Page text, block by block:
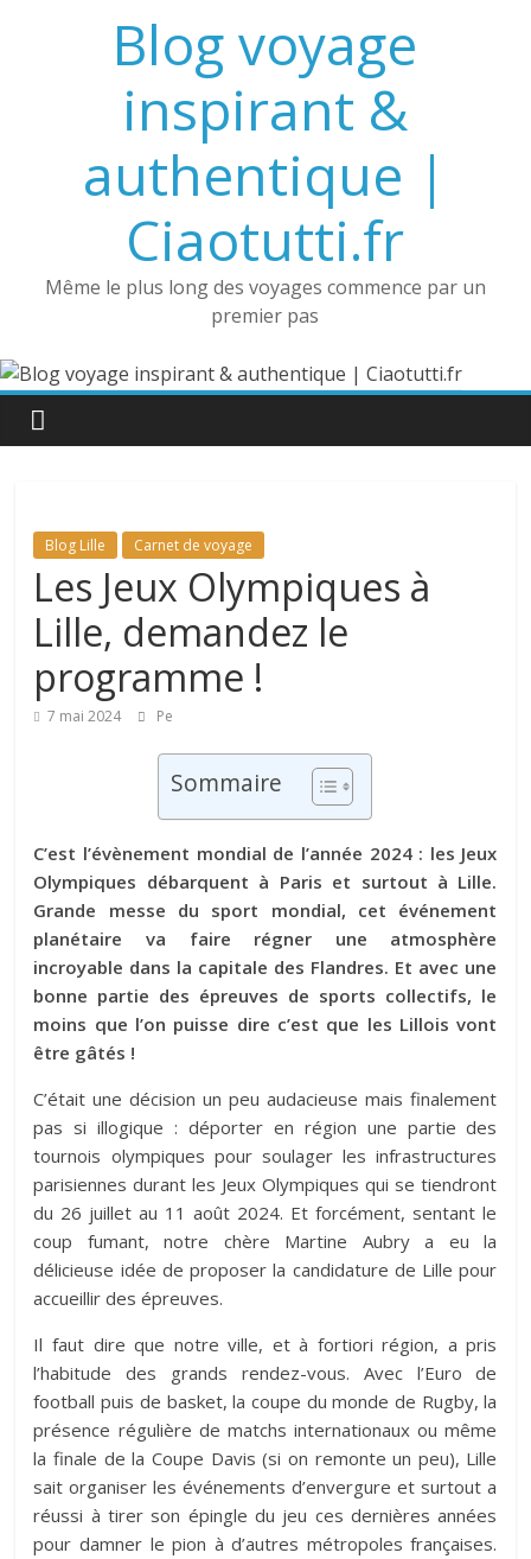
Blog voyage
inspirant &
authentique |
Ciaotutti.fr
Même le plus long des voyages commence par un
premier pas
Blog Lille Carnet de voyage
Les Jeux Olympiques à
Lille, demandez le
programme !
7 mai 2024 Pe
Sommaire
C’est l’évènement mondial de l’année 2024 : les Jeux
Olympiques débarquent à Paris et surtout à Lille.
Grande messe du sport mondial, cet événement
planétaire va faire régner une atmosphère
incroyable dans la capitale des Flandres. Et avec une
bonne partie des épreuves de sports collectifs, le
moins que l’on puisse dire c’est que les Lillois vont
être gâtés !
C’était une décision un peu audacieuse mais finalement
pas si illogique : déporter en région une partie des
tournois olympiques pour soulager les infrastructures
parisiennes durant les Jeux Olympiques qui se tiendront
du 26 juillet au 11 août 2024. Et forcément, sentant le
coup fumant, notre chère Martine Aubry a eu la
délicieuse idée de proposer la candidature de Lille pour
accueillir des épreuves.
Il faut dire que notre ville, et à fortiori région, a pris
l’habitude des grands rendez-vous. Avec l’Euro de
football puis de basket, la coupe du monde de Rugby, la
présence régulière de matchs internationaux ou même
la finale de la Coupe Davis (si on remonte un peu), Lille
sait organiser les événements d’envergure et surtout a
réussi à tirer son épingle du jeu ces dernières années
pour damner le pion à d’autres métropoles françaises.